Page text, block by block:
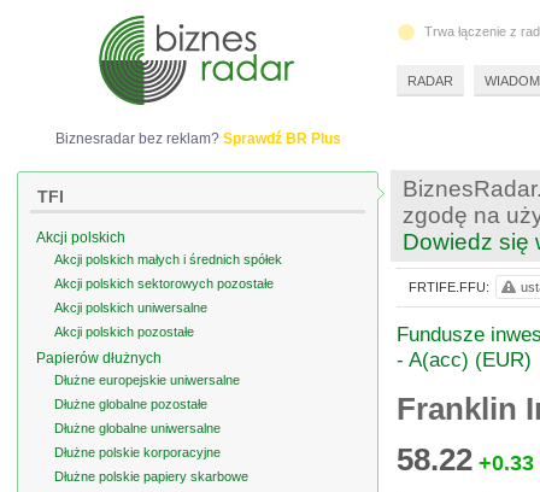
zgodę na
Dowiedz się
Fundusze
- A(acc) (EUR)
Franklin
58.22 +0.33
FRTIFE.FFU:
Biznesradar bez reklam? Sprawdź BR Plus
TFI
Akcji polskich
Akcji polskich małych i średnich spółek
Akcji polskich sektorowych pozostałe
Akcji polskich uniwersalne
Akcji polskich pozostałe
Papierów dłużnych
Dłużne europejskie uniwersalne
Dłużne globalne pozostałe
Dłużne globalne uniwersalne
Dłużne polskie korporacyjne
Dłużne polskie papiery skarbowe
Trwa łączenie z
RADAR